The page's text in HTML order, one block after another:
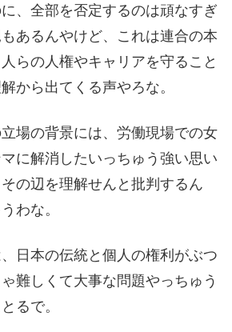
、全部を否定するのは頑なすぎ
あるんやけど、これは連合の本
らの人権やキャリアを守ること
から出てくる声やろな。
場の背景には、労働現場での女
に解消したいっちゅう強い思い
の辺を理解せんと批判するん
わな。
日本の伝統と個人の権利がぶつ
難しくて大事な問題やっちゅう
るで。